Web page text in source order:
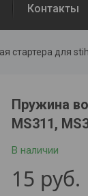
Контакты
стартера для
Пружина
MS311,
В наличии
15 руб.